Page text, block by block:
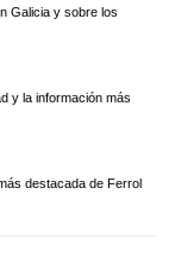
Galicia y sobre los
y la información más
destacada de Ferrol